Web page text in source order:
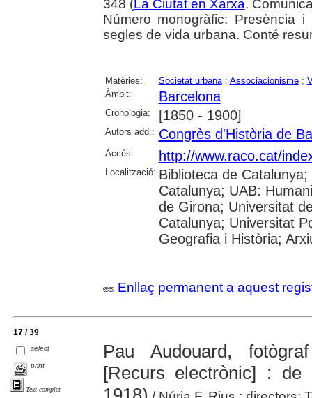
348 (La Ciutat en Xarxa.
Número monogràfic: Presència
segles de vida urbana. Conté
Matèries: Societat urbana; Associacionisme;
Àmbit:
Barcelona
Cronologia: [1850 - 1900]
Autors add.: Congrès d'Història de
Accés: http://www.raco.cat/
Localització: Biblioteca de
Catalunya; UAB:
de Girona; Universitat
Catalunya; Universitat
Geografia i Història;
Enllaç permanent a aquest
17 / 39
select
print
Text complet
Pau Audouard,
[Recurs electrònic] :